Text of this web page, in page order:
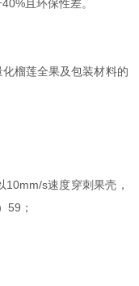
且环保性差。
榴莲全果及包装材料的
s速度穿刺果壳，
59；